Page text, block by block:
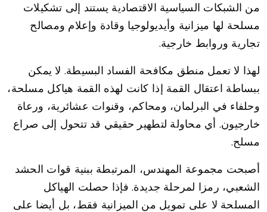
من الشبكات السياسية الاقتصادية يستند إلى تشكيلات
مسلحة لها ميزانية وأيديولوجيا وقادة وإعلام ومصالح
تجارية وروابط خارجية.
لهذا لا تعمل منطق مكافحة الفساد البسيطة. لا يمكن
ببساطة اعتقال القمة إذا كانت لهذه القمة هياكل مسلحة،
وحلفاء في البرلمان، ومحاكم، وقنوات عشائرية، ورعاة
خارجيون. أي محاولة لتطهير حقيقي قد تتحول إلى صراع
مسلح.
أصبحت مجموعة المهندس، المرتبطة ببنية قوات الحشد
الشعبي، رمزا لمرحلة جديدة. فإذا حصلت الهياكل
المسلحة لا على تمويل من الميزانية فقط، بل أيضا على